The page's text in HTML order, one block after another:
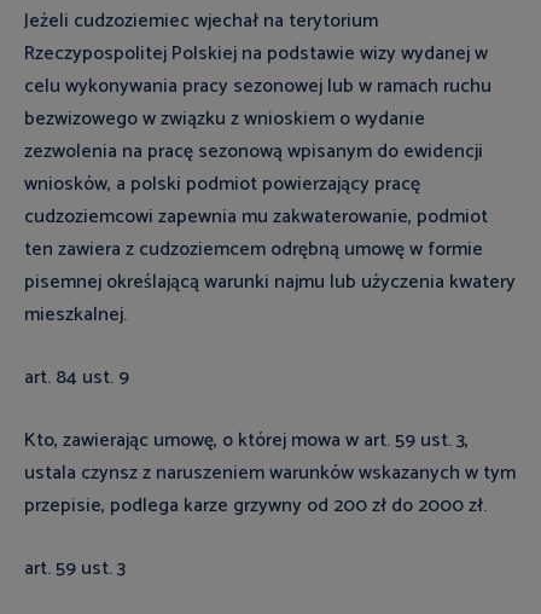
Jeżeli cudzoziemiec wjechał na terytorium
Rzeczypospolitej Polskiej na podstawie wizy wydanej w
celu wykonywania pracy sezonowej lub w ramach ruchu
bezwizowego w związku z wnioskiem o wydanie
zezwolenia na pracę sezonową wpisanym do ewidencji
wniosków, a polski podmiot powierzający pracę
cudzoziemcowi zapewnia mu zakwaterowanie, podmiot
ten zawiera z cudzoziemcem odrębną umowę w formie
pisemnej określającą warunki najmu lub użyczenia kwatery
mieszkalnej.
art. 84 ust. 9
Kto, zawierając umowę, o której mowa w art. 59 ust. 3,
ustala czynsz z naruszeniem warunków wskazanych w tym
przepisie, podlega karze grzywny od 200 zł do 2000 zł.
art. 59 ust. 3